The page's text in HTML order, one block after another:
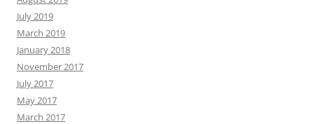
July 2019
March 2019
January 2018
November 2017
July 2017
May 2017
March 2017